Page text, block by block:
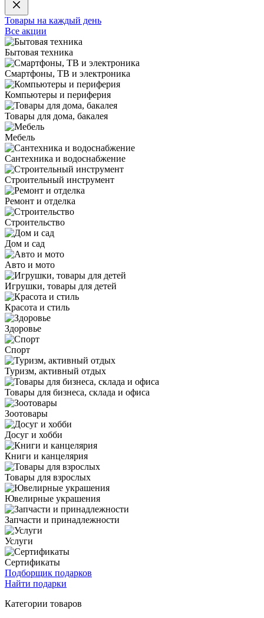
Товары на каждый день
Все акции
Бытовая техника
Смартфоны, ТВ и электроника
Компьютеры и периферия
Товары для дома, бакалея
Мебель
Сантехника и водоснабжение
Строительный инструмент
Ремонт и отделка
Строительство
Дом и сад
Авто и мото
Игрушки, товары для детей
Красота и стиль
Здоровье
Спорт
Туризм, активный отдых
Товары для бизнеса, склада и офиса
Зоотовары
Досуг и хобби
Книги и канцелярия
Товары для взрослых
Ювелирные украшения
Запчасти и принадлежности
Услуги
Сертификаты
Подборщик подарков
Найти подарки
Категории товаров